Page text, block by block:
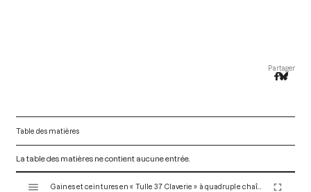
Partager
Table des matières
La table des matières ne contient aucune entrée.